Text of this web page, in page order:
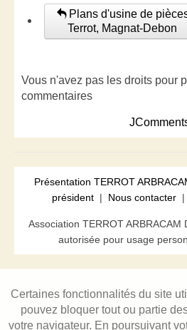
Plans d'usine de
Terrot, Magnat-Debon
Vous n'avez pas les droits pour
commentaires
Présentation TERROT
président | Nous contacter |
Association TERROT
autorisée pour usage
Certaines fonctionnalités du site
pouvez bloquer tout ou partie
votre navigateur. En poursuivant